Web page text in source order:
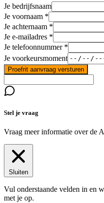
Je bedrijfsnaam
Je voornaam
Je achternaam
Je e-mailadres
Je telefoonnummer
Je voorkeursmoment
Proefrit aanvraag versturen
Stel je vraag
Vraag meer informatie over de
Sluiten
Vul onderstaande velden in en
met je op.